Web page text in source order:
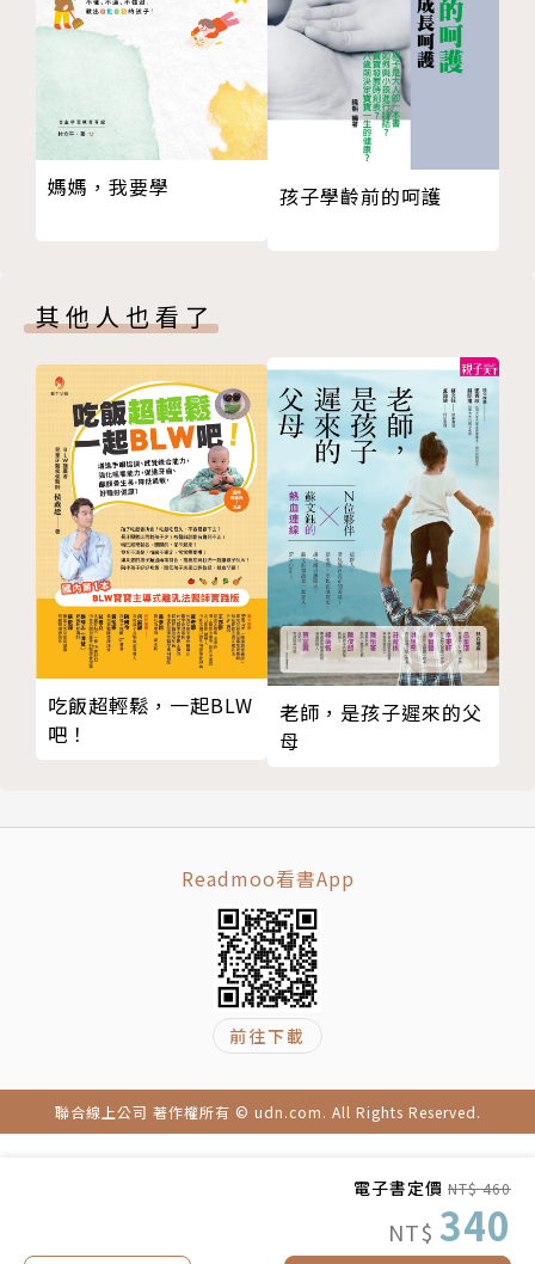
電子書定價 NT$ 460
NT$ 340
回應孩子的情感需求，是父母最重要的工作。父母的回
應，能讓孩子擁有愛的能力，能積極、有自信、有活力
地擁有自己的生活。
不需要完美，我們只要當「夠好」的爸媽
成為自己想要的那種爸媽，
讓你跟孩子相處時，感覺溫暖放鬆，全家人都能在相愛
的循環裡感覺幸福。」
──孫明儀
本書特色
＊作者為衛福部、市立聯合醫院等單位資深講師，經驗
豐富學員眾多。
＊為實用工具書，可供新手父母使用三年，隨時翻閱。
＊提出「爸媽心靜，寶寶就靜心」等多項開創性教養重
點。
孫明儀
英國倫敦大學學院（University College London）
精神分析學派發展心理學碩士、美國密西根大學（Uni
versity of Michigan-Ann Arbor）社會工作碩士。曾
任美國密西根州嬰幼兒心理健康治療師，針對特殊兒提
供地板時間治療。擁有美國密西根州與伊利諾州臨床社
工師執照，以及台灣社工師執照。五年全職帶兩個寶寶
的經驗，十餘年嬰幼兒心理臨床工作與臨床督導經驗。
現任台灣新生兒科醫學會母嬰關係委員會約聘顧問、映
因為深信早期依附關係對日後身心發展的重要性，因此
可以告訴我，寶寶為什麼一直哭嗎？
接受不完美，好好珍惜這些手忙腳亂
把握兩個關鍵時刻，給孩子愛與溫暖
心平氣和，同理寶寶的哭
超有效五招：包、搖、吸、側、噓
寶寶在想什麼？百分之四十的爸媽都猜錯
在帶養寶寶的辛苦裡，體諒彼此
分工時，該注意哪些重點？
寶寶出生後，兩人感情變了，怎麼辦？
與長輩共處，要懂得滾動式修正
自己的父母自己溝通，溝通前夫妻先達成共識
別在氣頭上對話，別把不愉快牽拖另一半
長輩對寶寶過度寵愛，如何取得共識？
第4部 轉念：觀照成為爸媽後的內心改變
放下「應該」，那是教養挫折的最大來源
你一點都不糟糕，你只是累了
育兒過程如何維持平穩情緒
不需要完美，我們只要當「夠好」的爸媽
帶養能夠優雅從容嗎？可以
產後感覺情緒不是很好，是憂鬱嗎？
如何面對揮之不去的恐怖與無力感
新手爸爸也會有產後憂鬱嗎？會
第5部 ○到一歲：穩住寶寶情緒，不犧牲的快樂陪伴
健康陪伴發展中的寶寶
新手爸媽第一年的帶養挑戰
聽到寶寶哭，該戰還是逃？
視覺安撫、聽覺安撫及觸覺安撫
深呼吸，讓自己情緒平穩
看！寶寶正在培養這五種能力
媽媽，我要學 孩子學齡前的呵護
其他人也看了
吃飯超輕鬆，一起BLW
吧！
老師，是孩子遲來的父
母
Readmoo看書App
前往下載
聯合線上公司 著作權所有 © udn.com. All Rights Reserved.